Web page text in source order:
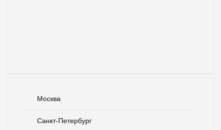
Москва
Санкт-Петербург